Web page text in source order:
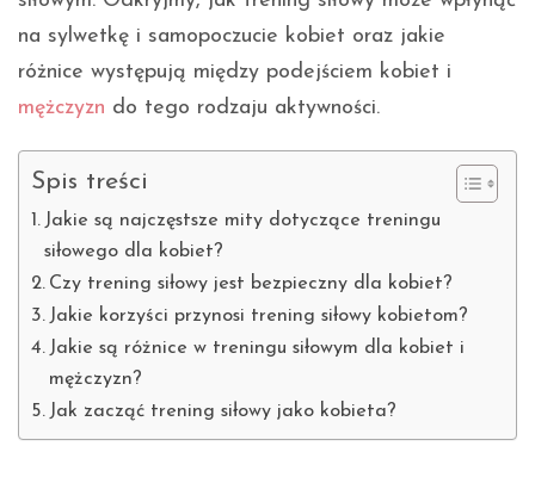
na sylwetkę i samopoczucie kobiet oraz jakie
różnice występują między podejściem kobiet i
mężczyzn do tego rodzaju aktywności.
Spis treści
Jakie są najczęstsze mity dotyczące treningu
siłowego dla kobiet?
Czy trening siłowy jest bezpieczny dla kobiet?
Jakie korzyści przynosi trening siłowy kobietom?
Jakie są różnice w treningu siłowym dla kobiet i
mężczyzn?
Jak zacząć trening siłowy jako kobieta?